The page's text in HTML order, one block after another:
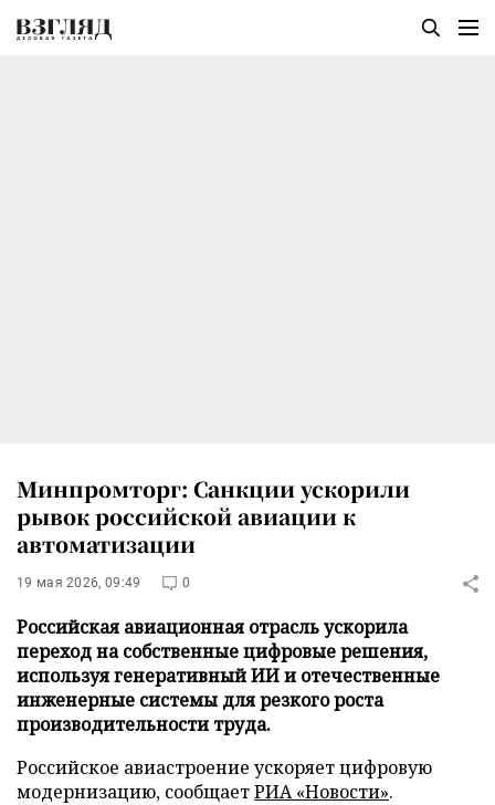
Минпромторг: Санкции ускорили
рывок российской авиации к
автоматизации
19 мая 2026, 09:49 0
Российская авиационная отрасль ускорила
переход на собственные цифровые решения,
используя генеративный ИИ и отечественные
инженерные системы для резкого роста
производительности труда.
Российское авиастроение ускоряет цифровую
модернизацию, сообщаетРИА «Новости».